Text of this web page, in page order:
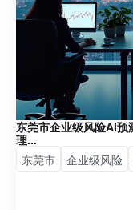
东莞市企业级风险AI
理...
东莞市
企业级风险